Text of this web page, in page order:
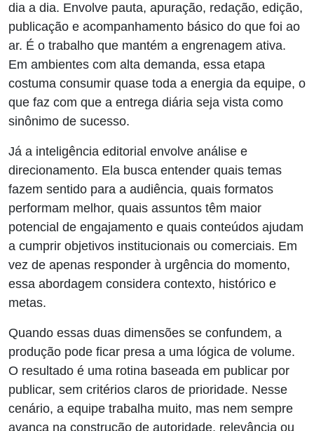
dia a dia. Envolve pauta, apuração, redação, edição,
publicação e acompanhamento básico do que foi ao
ar. É o trabalho que mantém a engrenagem ativa.
Em ambientes com alta demanda, essa etapa
costuma consumir quase toda a energia da equipe, o
que faz com que a entrega diária seja vista como
sinônimo de sucesso.
Já a inteligência editorial envolve análise e
direcionamento. Ela busca entender quais temas
fazem sentido para a audiência, quais formatos
performam melhor, quais assuntos têm maior
potencial de engajamento e quais conteúdos ajudam
a cumprir objetivos institucionais ou comerciais. Em
vez de apenas responder à urgência do momento,
essa abordagem considera contexto, histórico e
metas.
Quando essas duas dimensões se confundem, a
produção pode ficar presa a uma lógica de volume.
O resultado é uma rotina baseada em publicar por
publicar, sem critérios claros de prioridade. Nesse
cenário, a equipe trabalha muito, mas nem sempre
avança na construção de autoridade, relevância ou